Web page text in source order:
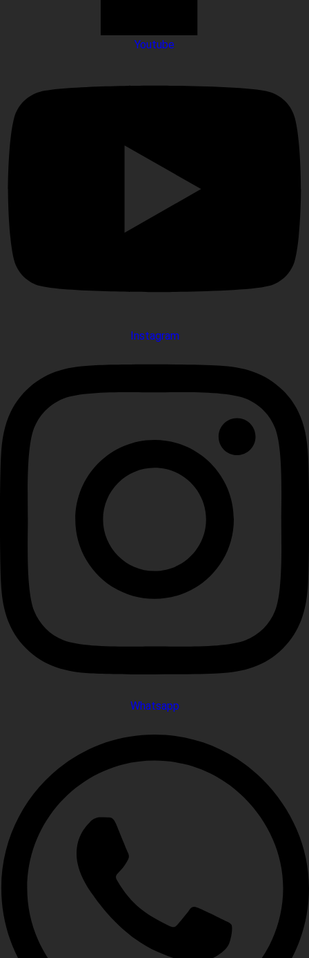
Youtube
Instagram
Whatsapp